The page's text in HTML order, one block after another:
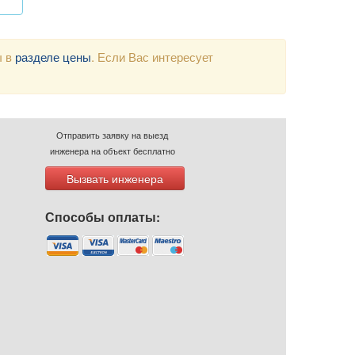
в разделе цены. Если Вас интересует
Отправить заявку на выезд
инженера на объект бесплатно
Вызвать инженера
Способы оплаты: